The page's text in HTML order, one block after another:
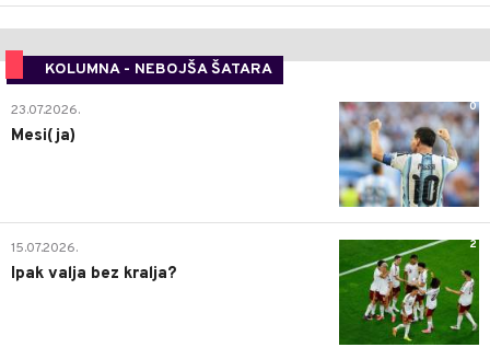
KOLUMNA - NEBOJŠA ŠATARA
0
23.07.2026.
Mesi(ja)
2
15.07.2026.
Ipak valja bez kralja?